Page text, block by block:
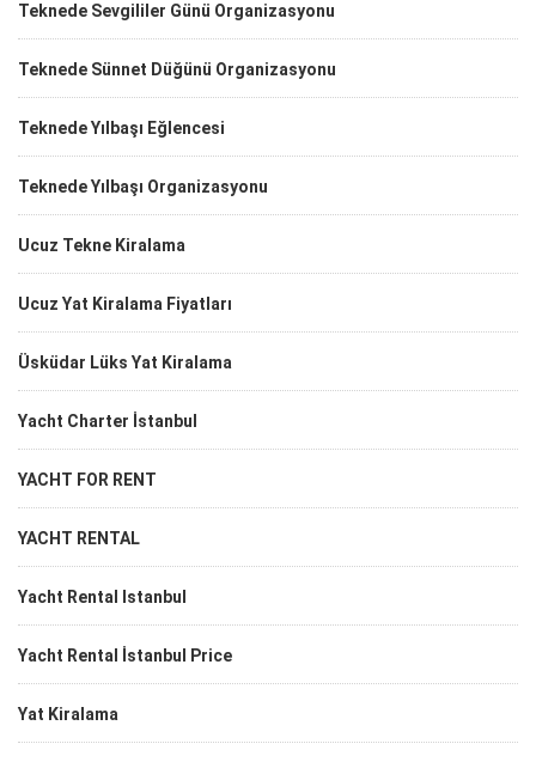
Teknede Sevgililer Günü Organizasyonu
Teknede Sünnet Düğünü Organizasyonu
Teknede Yılbaşı Eğlencesi
Teknede Yılbaşı Organizasyonu
Ucuz Tekne Kiralama
Ucuz Yat Kiralama Fiyatları
Üsküdar Lüks Yat Kiralama
Yacht Charter İstanbul
YACHT FOR RENT
YACHT RENTAL
Yacht Rental Istanbul
Yacht Rental İstanbul Price
Yat Kiralama